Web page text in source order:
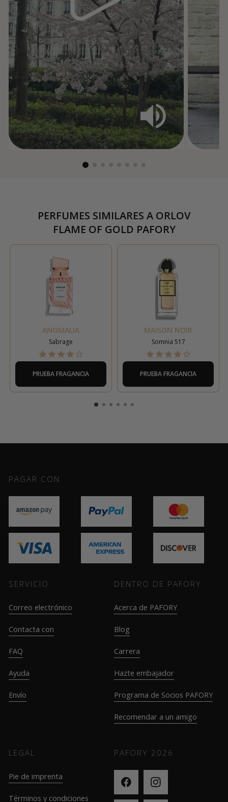
PERFUMES SIMILARES A ORLOV
FLAME OF GOLD PAFORY
ANOMALIA
Sabrage
PRUEBA FRAGANCIA
MAISON NOIR
Somnia 517
PRUEBA FRAGANCIA
PAGAR CON
SERVICIO
Correo electrónico
Contacta con
FAQ
Ayuda
Envío
DENTRO DE PAFORY
Acerca de PAFORY
Blog
Carrera
Hazte embajador
Programa de Socios PAFORY
Recomendar a un amigo
LEGAL
Pie de imprenta
Términos y condiciones
PAFORY 2026